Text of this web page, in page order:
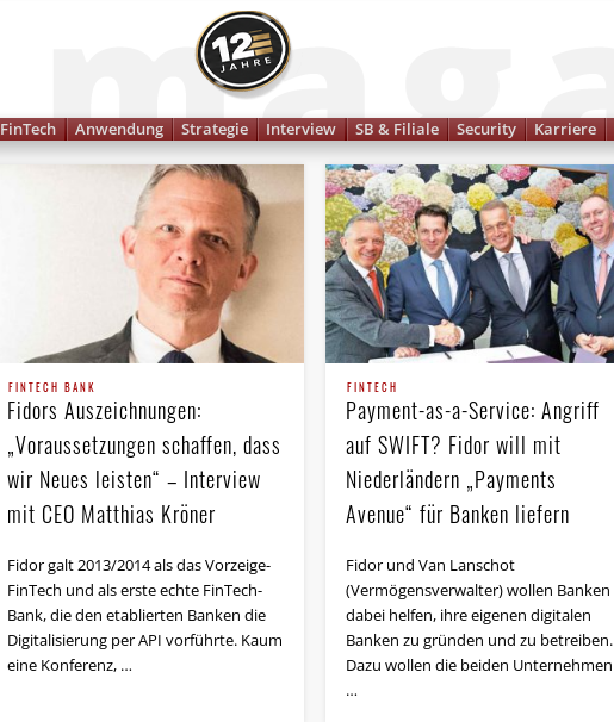
FinTech Anwendung Strategie Interview SB & Filiale Security Karriere
FINTECH BANK
Fidors Auszeichnungen:
„Voraussetzungen schaffen, dass
wir Neues leisten“ – Interview
mit CEO Matthias Kröner
Fidor galt 2013/2014 als das Vorzeige-
FinTech und als erste echte FinTech-
Bank, die den etablierten Banken die
Digitalisierung per API vorführte. Kaum
eine Konferenz, …
FINTECH
Payment-as-a-Service: Angriff
auf SWIFT? Fidor will mit
Niederländern „Payments
Avenue“ für Banken liefern
Fidor und Van Lanschot
(Vermögensverwalter) wollen Banken
dabei helfen, ihre eigenen digitalen
Banken zu gründen und zu betreiben.
Dazu wollen die beiden Unternehmen
…